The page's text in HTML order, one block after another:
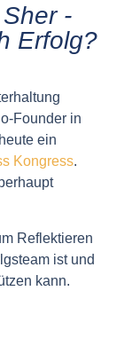
-
Erfolg?
Founder in
ein
Kongress.
Reflektieren
ist und
kann.